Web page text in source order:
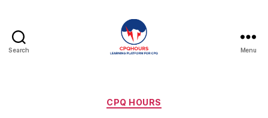
Search Menu
Categories
CPQ HOURS